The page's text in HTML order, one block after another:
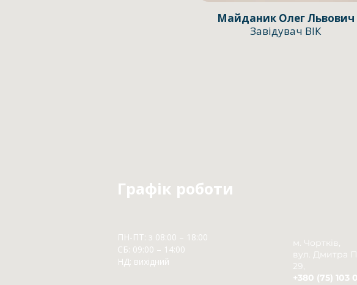
Майданик Олег Львович
Завідувач ВІК
Графік роботи
ПН-ПТ: з 08:00 – 18:00
СБ: 09:00 – 14:00
НД: вихідний
м. Чортків,
вул. Дмитра
29,
+380 (75) 103